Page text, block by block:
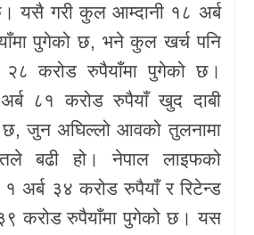
यसै गरी कुल आम्दानी १८ अर्ब
पुगेको छ, भने कुल खर्च पनि
करोड रुपैयाँमा पुगेको छ।
८१ करोड रुपैयाँ खुद दाबी
छ, जुन अघिल्लो आवको तुलनामा
बढी हो। नेपाल लाइफको
१ अर्ब ३४ करोड रुपैयाँ र रिटेन्ड
करोड रुपैयाँमा पुगेको छ। यस